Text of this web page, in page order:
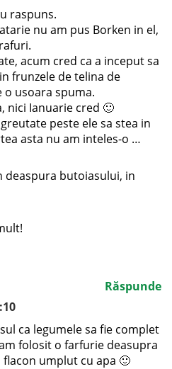
raspuns.
nu am pus Borken in el,
acum cred ca a inceput sa
frunzele de telina de
o usoara spuma.
nici Ianuarie cred 🙂
peste ele sa stea in
asta nu am inteles-o …
deaspura butoiasului, in
ca legumele sa fie complet
folosit o farfurie deasupra
umplut cu apa 🙂
Răspunde